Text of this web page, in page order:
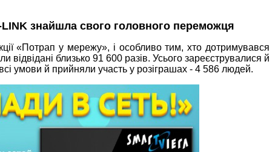
LINK знайшла свого головного переможця
«Потрап у мережу», і особливо тим, хто дотримувався
відвідані близько 91 600 разів. Усього зареєструвалися й
умови й прийняли участь у розіграшах - 4 586 людей.